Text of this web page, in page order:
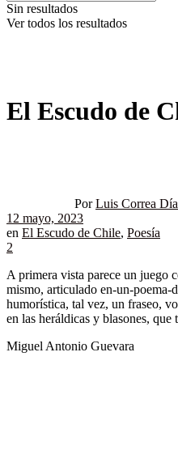
Sin resultados
Ver todos los resultados
El Escudo de
Por Luis Correa
12 mayo, 2023
en El Escudo de Chile, Poesía
2
A primera vista parece un juego
mismo, articulado en-un-poema-
humorística, tal vez, un fraseo,
en las heráldicas y blasones,
Miguel Antonio Guevara